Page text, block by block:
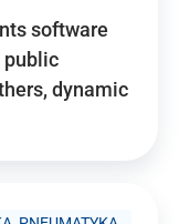
software
public
dynamic